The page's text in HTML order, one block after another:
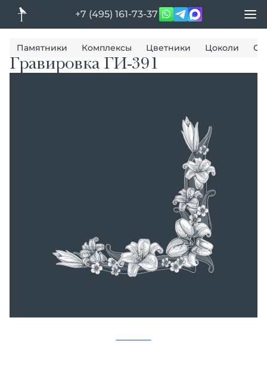
+7 (495) 161-73-37
Памятники Комплексы Цветники Цоколи
Гравировка ГИ-391